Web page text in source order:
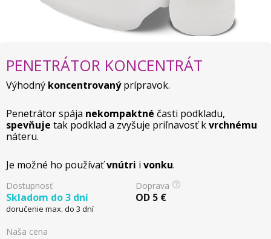
PENETRÁTOR KONCENTRÁT
Výhodný koncentrovanýprípravok.
Penetrátor spája nekompaktné časti podkladu,
spevňuje tak podklad a zvyšuje priľnavosť kvrchnému
náteru.
Je možné ho používaťvnútri i vonku.
Dostupnosť Doprava
Skladom do 3 dní
doručenie max. do 3 dní
OD 5 €
Naša cena